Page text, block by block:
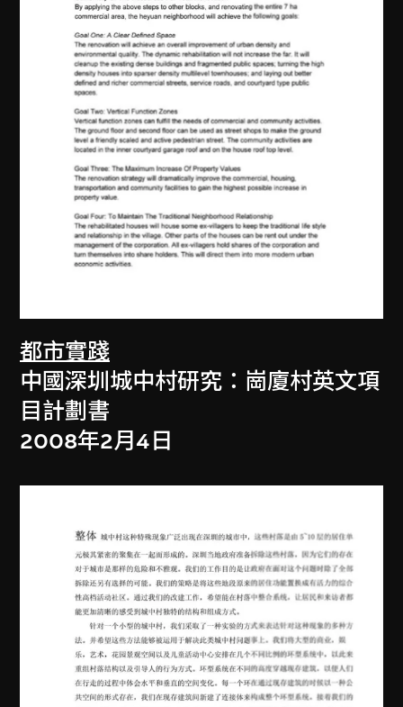
都市實踐
中國深圳城中村研究：崗廈村英文項
目計劃書
2008年2月4日